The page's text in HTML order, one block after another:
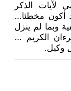
الذكر
أكون مخطئا...
وبما لم ينزل
الكريم ...
وكيل.